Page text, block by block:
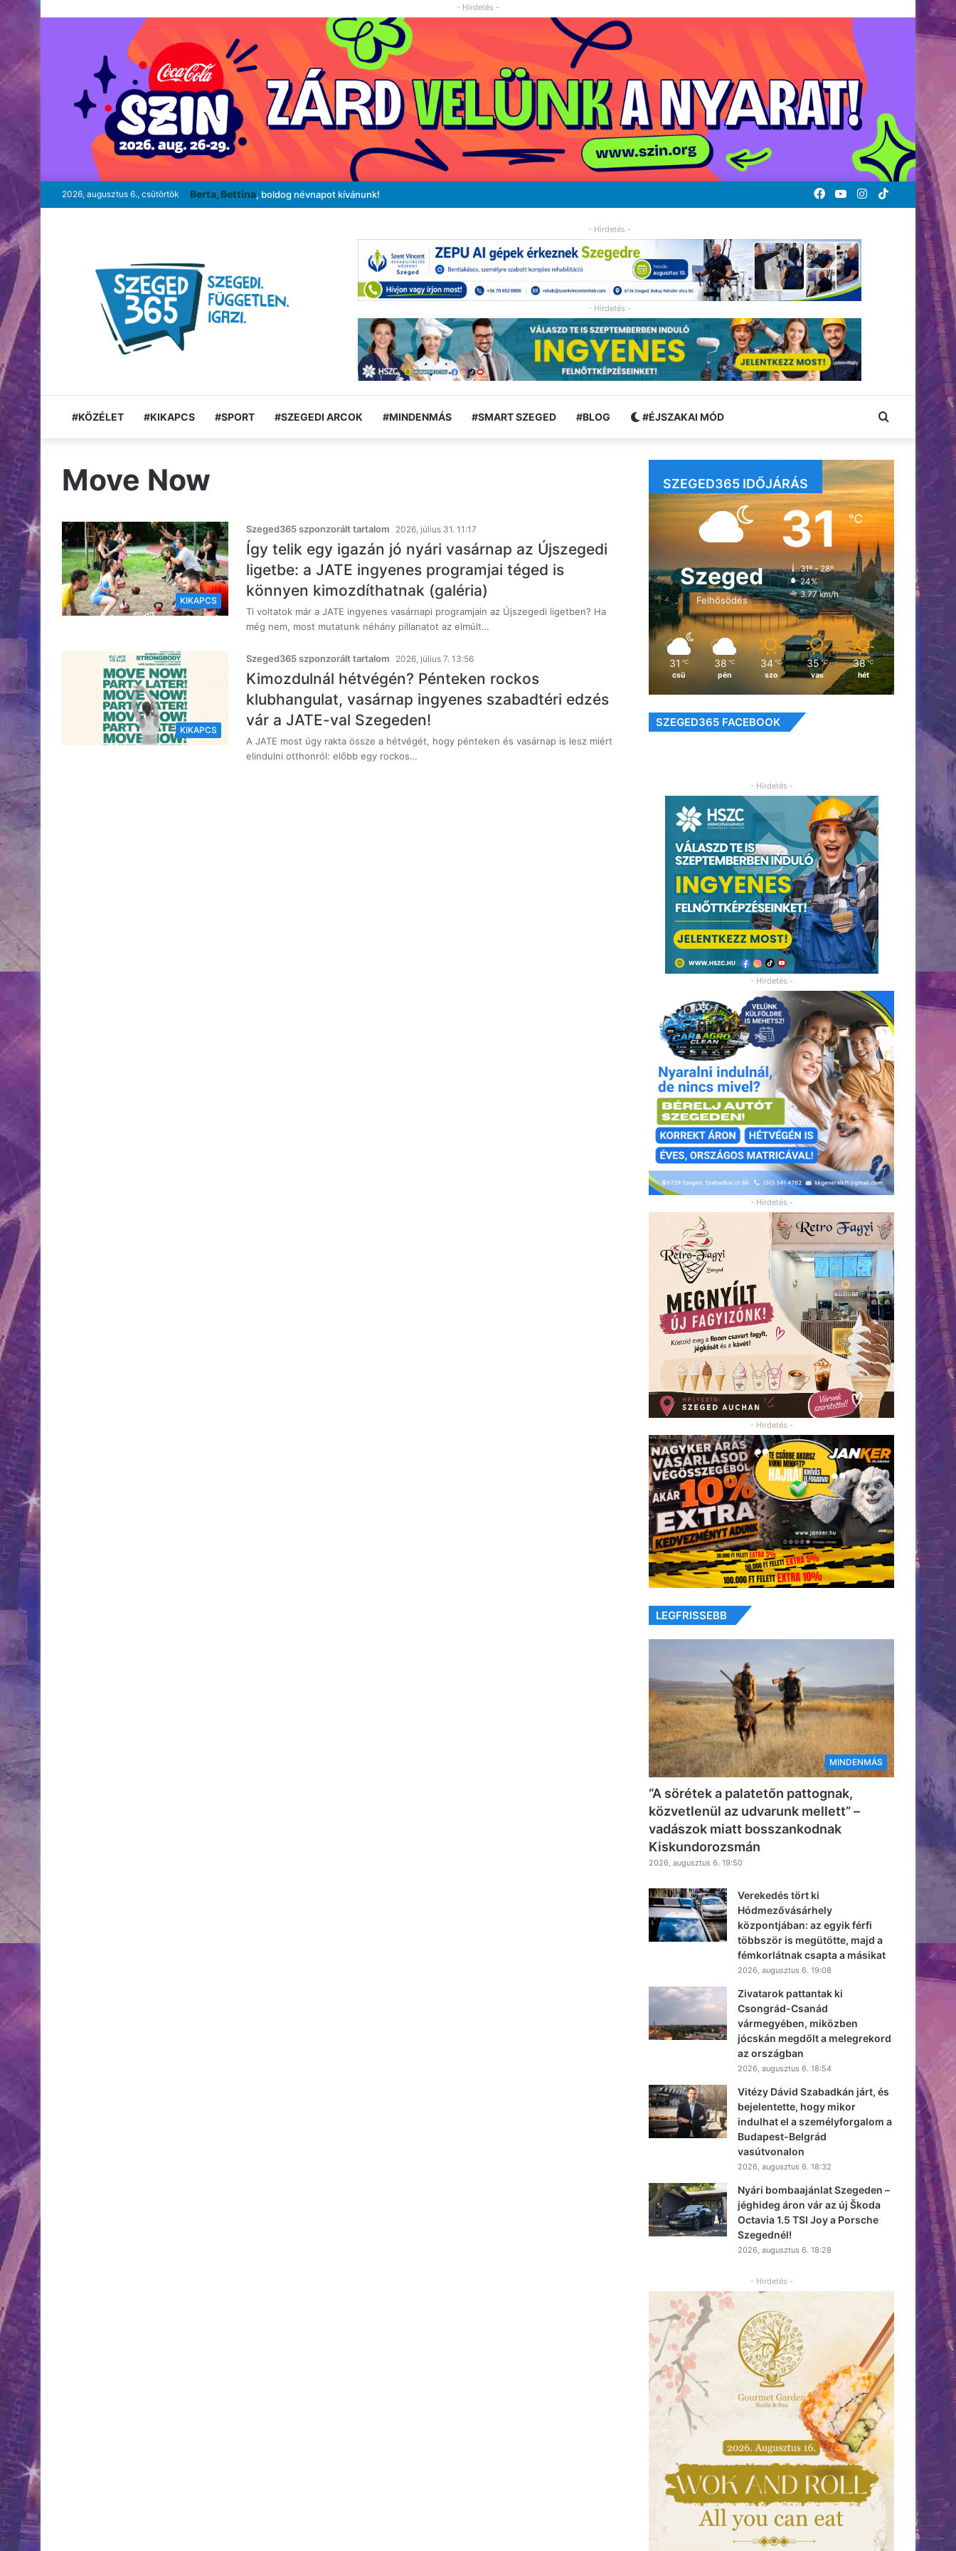
- Hirdetés -
2026, augusztus 6., csütörtök Berta, Bettina, boldog névnapot kívánunk! TikTok
Instagram
YouTube
Facebook
- Hirdetés -
- Hirdetés -
#KÖZÉLET #KIKAPCS #SPORT #SZEGEDI ARCOK #MINDENMÁS #SMART SZEGED #BLOG #ÉJSZAKAI MÓD Keresés:
Move Now
KIKAPCS
Szeged365 szponzorált tartalom 2026, július 31. 11:17
Így telik egy igazán jó nyári vasárnap az Újszegedi
ligetbe: a JATE ingyenes programjai téged is
könnyen kimozdíthatnak (galéria)
Ti voltatok már a JATE ingyenes vasárnapi programjain az Újszegedi ligetben? Ha
még nem, most mutatunk néhány pillanatot az elmúlt…
KIKAPCS
Szeged365 szponzorált tartalom 2026, július 7. 13:56
Kimozdulnál hétvégén? Pénteken rockos
klubhangulat, vasárnap ingyenes szabadtéri edzés
vár a JATE-val Szegeden!
A JATE most úgy rakta össze a hétvégét, hogy pénteken és vasárnap is lesz miért
elindulni otthonról: előbb egy rockos…
SZEGED365 IDŐJÁRÁS
Szeged
Felhősödés
31℃
31º - 28º
24%
3.77 km/h
31 ℃
csü
38 ℃
pén
34 ℃
szo
35 ℃
vas
38 ℃
hét
SZEGED365 FACEBOOK
- Hirdetés -
- Hirdetés -
- Hirdetés -
- Hirdetés -
LEGFRISSEBB
MINDENMÁS
“A sörétek a palatetőn pattognak,
közvetlenül az udvarunk mellett” –
vadászok miatt bosszankodnak
Kiskundorozsmán
2026, augusztus 6. 19:50
Verekedés tört ki
Hódmezővásárhely
központjában: az egyik férfi
többször is megütötte, majd a
fémkorlátnak csapta a másikat
2026, augusztus 6. 19:08
Zivatarok pattantak ki
Csongrád-Csanád
vármegyében, miközben
jócskán megdőlt a melegrekord
az országban
2026, augusztus 6. 18:54
Vitézy Dávid Szabadkán járt, és
bejelentette, hogy mikor
indulhat el a személyforgalom a
Budapest-Belgrád
vasútvonalon
2026, augusztus 6. 18:32
Nyári bombaajánlat Szegeden –
jéghideg áron vár az új Škoda
Octavia 1.5 TSI Joy a Porsche
Szegednél!
2026, augusztus 6. 18:28
- Hirdetés -